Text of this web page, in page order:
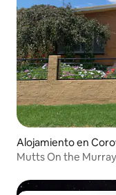
Alojamiento en
Mutts On the